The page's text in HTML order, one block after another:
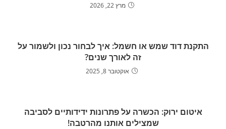
מרץ 22, 2026
התקנת דוד שמש או חשמל: איך לבחור נכון ולשמור על
זה לאורך שנים?
אוקטובר 8, 2025
איטום ירוק: הכשרה על פתרונות ידידותיים לסביבה
שמצילים אותנו מהרטבה!